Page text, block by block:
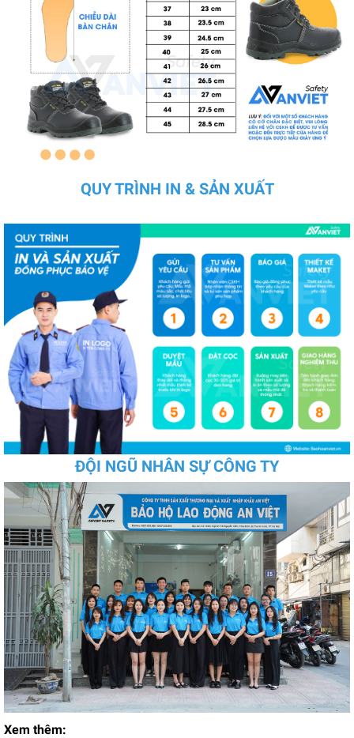
QUY TRÌNH IN & SẢN XUẤT
ĐỘI NGŨ NHÂN SỰ CÔNG TY
Xem thêm: